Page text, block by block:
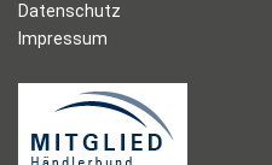
Datenschutz
Impressum